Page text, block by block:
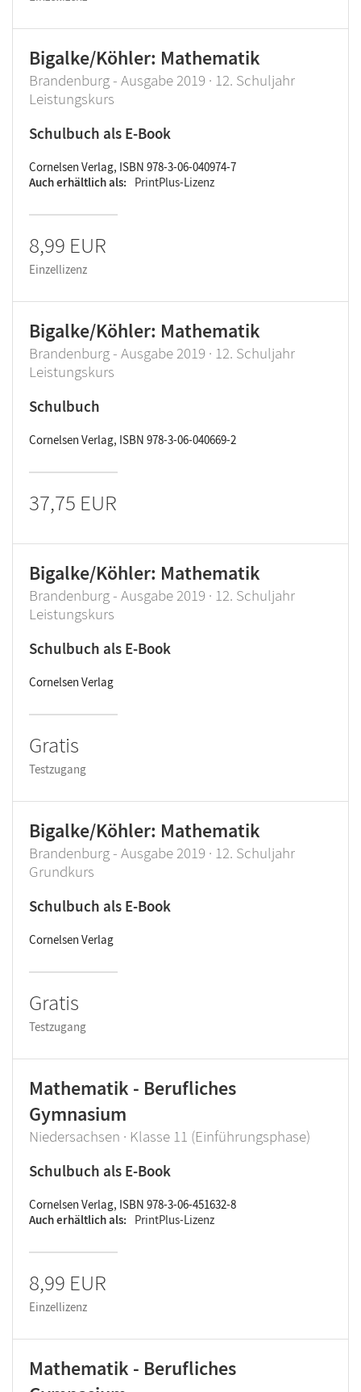
Bigalke/Köhler: Mathematik
Brandenburg - Ausgabe 2019 · 12. Schuljahr
Leistungskurs
Schulbuch als E-Book
Cornelsen Verlag, ISBN 978-3-06-040974-7
Auch erhältlich als
PrintPlus-Lizenz
8,99 EUR
Einzellizenz
Bigalke/Köhler: Mathematik
Brandenburg - Ausgabe 2019 · 12. Schuljahr
Leistungskurs
Schulbuch
Cornelsen Verlag, ISBN 978-3-06-040669-2
37,75 EUR
Bigalke/Köhler: Mathematik
Brandenburg - Ausgabe 2019 · 12. Schuljahr
Leistungskurs
Schulbuch als E-Book
Cornelsen Verlag
Gratis
Testzugang
Bigalke/Köhler: Mathematik
Brandenburg - Ausgabe 2019 · 12. Schuljahr
Grundkurs
Schulbuch als E-Book
Cornelsen Verlag
Gratis
Testzugang
Mathematik - Berufliches
Gymnasium
Niedersachsen · Klasse 11 (Einführungsphase)
Schulbuch als E-Book
Cornelsen Verlag, ISBN 978-3-06-451632-8
Auch erhältlich als
PrintPlus-Lizenz
8,99 EUR
Einzellizenz
Mathematik - Berufliches